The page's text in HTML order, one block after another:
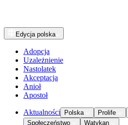
Edycja polska
Adopcja
Uzależnienie
Nastolatek
Akceptacja
Anioł
Apostoł
Aktualności Polska Prolife
Społeczeństwo
Watykan